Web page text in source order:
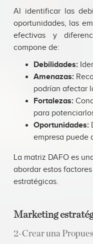
Al identificar las
oportunidades, las
efectivas y
compone de:
Debilidades:
Amenazas:
podrían afectar
Fortalezas:
para
Oportunidades:
empresa puede
La matriz DAFO es
abordar estos
estratégicas.
Marketing
2-Crear una